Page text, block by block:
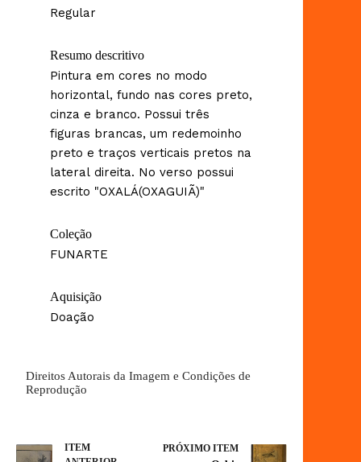
Regular
Resumo descritivo
Pintura em cores no modo
horizontal, fundo nas cores preto,
cinza e branco. Possui três
figuras brancas, um redemoinho
preto e traços verticais pretos na
lateral direita. No verso possui
escrito "OXALÁ(OXAGUIÃ)"
Coleção
FUNARTE
Aquisição
Doação
Direitos Autorais da Imagem e Condições de
Reprodução
ITEM
PRÓXIMO ITEM